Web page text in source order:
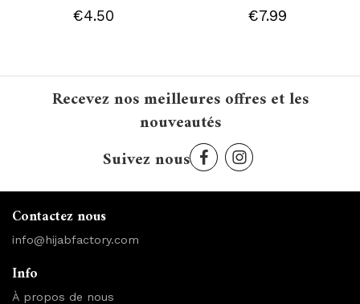
€4.50 €7.99
Recevez nos meilleures offres et les
nouveautés
Suivez nous
Contactez nous
info@hijabfactory.com
Info
À propos de nous